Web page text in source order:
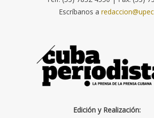
Escríbanos a
Edición y Realización: